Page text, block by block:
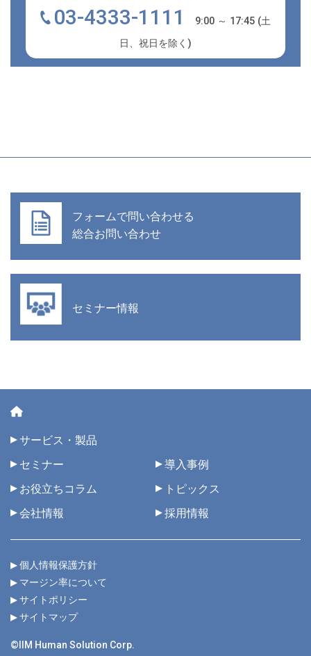
03-4333-1111
9:00 ～ 17:45 (土
日、祝日を除く)
フォームで問い合わせる
総合お問い合わせ
セミナー情報
サービス・製品
セミナー
導入事例
お役立ちコラム
トピックス
会社情報
採用情報
個人情報保護方針
マージン率について
サイトポリシー
サイトマップ
©IIM Human Solution Corp.